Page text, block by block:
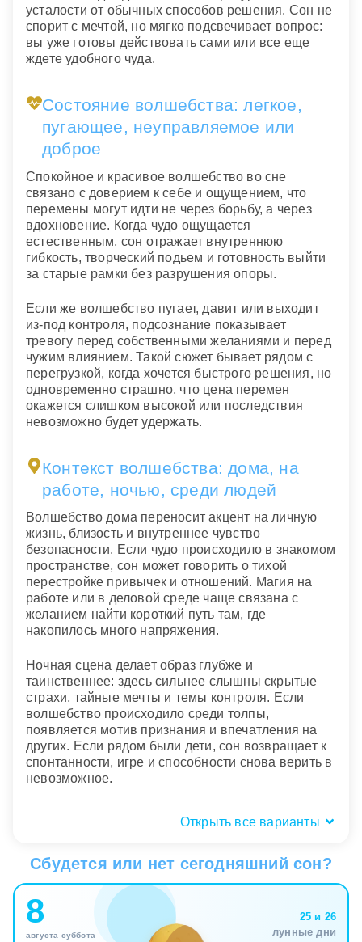
усталости от обычных способов решения. Сон не
спорит с мечтой, но мягко подсвечивает вопрос:
вы уже готовы действовать сами или все еще
ждете удобного чуда.
Состояние волшебства: легкое,
пугающее, неуправляемое или
доброе
Спокойное и красивое волшебство во сне
связано с доверием к себе и ощущением, что
перемены могут идти не через борьбу, а через
вдохновение. Когда чудо ощущается
естественным, сон отражает внутреннюю
гибкость, творческий подьем и готовность выйти
за старые рамки без разрушения опоры.
Если же волшебство пугает, давит или выходит
из-под контроля, подсознание показывает
тревогу перед собственными желаниями и перед
чужим влиянием. Такой сюжет бывает рядом с
перегрузкой, когда хочется быстрого решения, но
одновременно страшно, что цена перемен
окажется слишком высокой или последствия
невозможно будет удержать.
Контекст волшебства: дома, на
работе, ночью, среди людей
Волшебство дома переносит акцент на личную
жизнь, близость и внутреннее чувство
безопасности. Если чудо происходило в знакомом
пространстве, сон может говорить о тихой
перестройке привычек и отношений. Магия на
работе или в деловой среде чаще связана с
желанием найти короткий путь там, где
накопилось много напряжения.
Ночная сцена делает образ глубже и
таинственнее: здесь сильнее слышны скрытые
страхи, тайные мечты и темы контроля. Если
волшебство происходило среди толпы,
появляется мотив признания и впечатления на
других. Если рядом были дети, сон возвращает к
спонтанности, игре и способности снова верить в
невозможное.
Открыть все варианты
притягательное, тревожное
Собственное волшебство во сне говорит о
скрытом ресурсе, который уже созрел, но еще не
получил форму в реальности. Подсознание
словно показывает: у вас есть влияние на
Сбудется или нет сегодняшний сон?
8
августа суббота
25 и 26
лунные дни